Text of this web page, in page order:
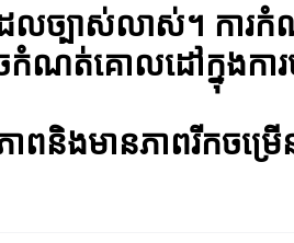
ដែលច្បាស់លាស់។ ការ
ណត់គោលដៅក្នុងការប
ាពនិងមានភាពរីកចម្រ